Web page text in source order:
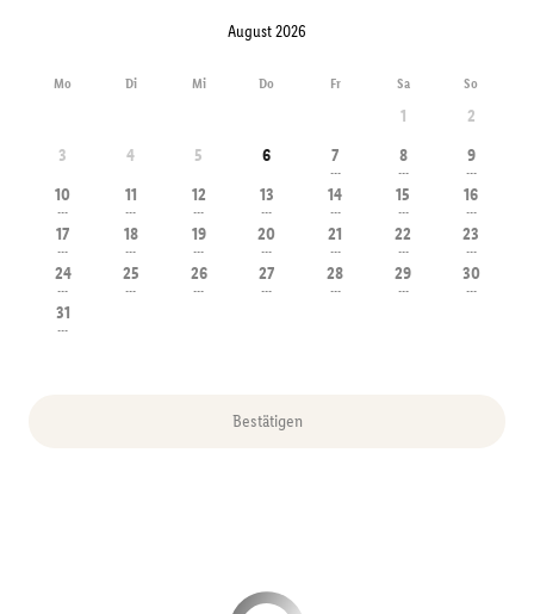
August 2026
Mo Di Mi Do Fr Sa So
1
2
3
4 5 6 7
---
8
---
9
---
10
---
11
---
12
---
13
---
14
---
15
---
16
---
17
---
18
---
19
---
20
---
21
---
22
---
23
---
24
---
25
---
26
---
27
---
28
---
29
---
30
---
31
---
Bestätigen